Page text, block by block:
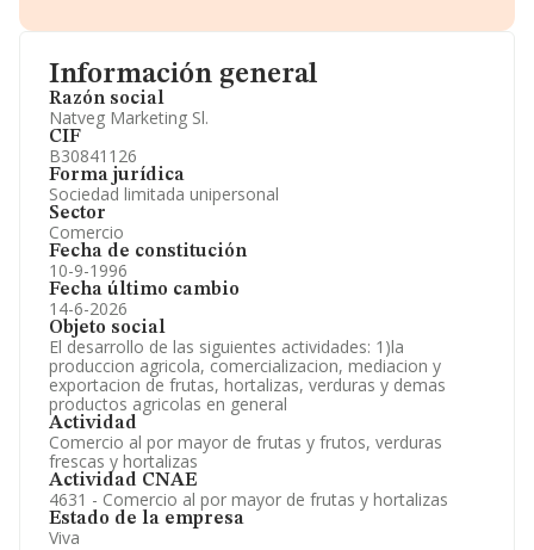
Información general
Razón social
Natveg Marketing Sl.
CIF
B30841126
Forma jurídica
Sociedad limitada unipersonal
Sector
Comercio
Fecha de constitución
10-9-1996
Fecha último cambio
14-6-2026
Objeto social
El desarrollo de las siguientes actividades: 1)la
produccion agricola, comercializacion, mediacion y
exportacion de frutas, hortalizas, verduras y demas
productos agricolas en general
Actividad
Comercio al por mayor de frutas y frutos, verduras
frescas y hortalizas
Actividad CNAE
4631 - Comercio al por mayor de frutas y hortalizas
Estado de la empresa
Viva
Información oficial y registral complementaria.